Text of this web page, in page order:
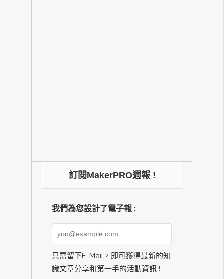
訂閱MakerPRO週報 !
我們為您設計了電子報 :
只需留下E-Mail，即可獲得最新的知
識文章分享和第一手的活動資訊 !